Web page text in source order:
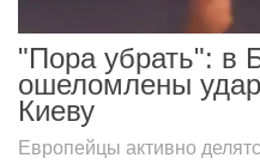
"Пора убрать": в
ошеломлены
Киеву
Европейцы активно